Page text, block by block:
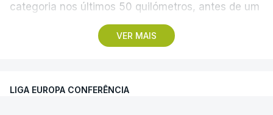
VER MAIS
categoria nos últimos 50 quilómetros, antes de um
troço final ‘traiçoeiro’ e da meta, localizada junto
ao Palácio Nacional de Queluz, no concelho de
Com partida real marcada para as 13:40, na Praça
LIGA EUROPA CONFERÊNCIA